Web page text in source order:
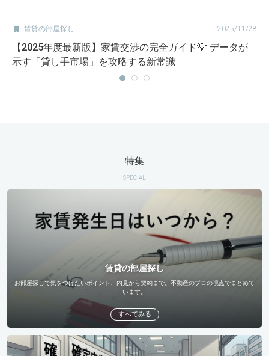
 賃貸の部屋探し 2025/11/28
【2025年度最新版】家賃交渉の完全ガイド💡 データが
示す「貸し手市場」を攻略する新常識
特集
SPECIAL
賃貸の部屋探し
お部屋探しで気をつけたいポイント、内見から契約まで。不動産のプロの視点でまとめて
います。
すべてみる